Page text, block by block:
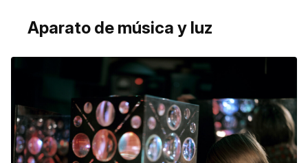
Aparato de música y luz